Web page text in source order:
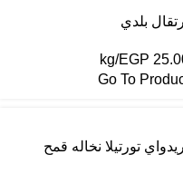
بلدي
EGP
/kg
Go To
تورتيلا نخاله قمح